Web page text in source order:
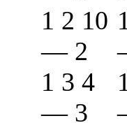
1 2 10
— 2
1 3 4
— 3